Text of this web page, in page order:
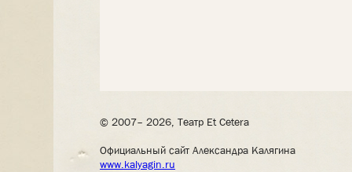
© 2007– 2026, Театр Et Cetera
Официальный сайт Александра Калягина
www.kalyagin.ru